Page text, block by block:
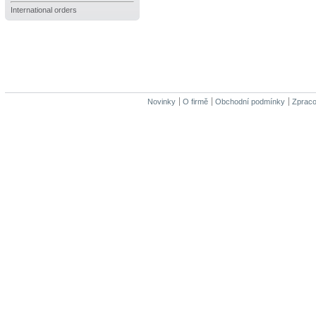
International orders
Novinky O firmě Obchodní podmínky